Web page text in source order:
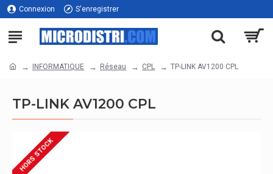
Connexion S'enregistrer
INFORMATIQUE Réseau CPL TP-LINK AV1200 CPL
TP-LINK AV1200 CPL
HORS STOCK